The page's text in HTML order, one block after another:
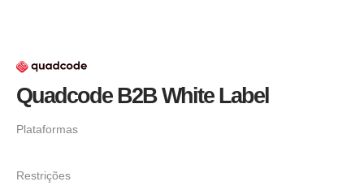
Quadcode B2B White Label
Plataformas
Restrições